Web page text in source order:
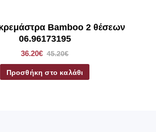
Bamboo 2 θέσεων
06.96173195
36.20€ 45.20€
Προσθήκη στο καλάθι